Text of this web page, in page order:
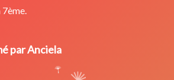
7ème.
par Anciela